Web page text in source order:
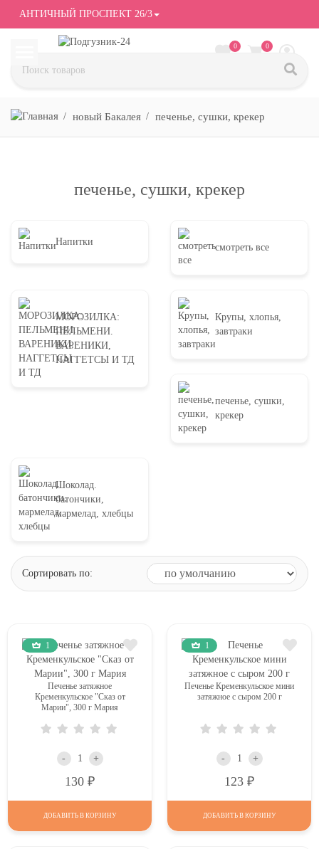
АНТИЧНЫЙ ПРОСПЕКТ 26/3
0 0
новый Бакалея печенье, сушки, крекер
печенье, сушки, крекер
Напитки
смотреть все
МОРОЗИЛКА:
ПЕЛЬМЕНИ.
ВАРЕНИКИ,
НАГГЕТСЫ И ТД
Крупы, хлопья,
завтраки
печенье, сушки,
крекер
Шоколад.
батончики,
мармелад, хлебцы
Сортировать по:
1
Печенье затяжное
Кременкульское "Сказ от
Марии", 300 г Мария
- +
130
ДОБАВИТЬ В КОРЗИНУ
1
Печенье Кременкульское мини
затяжное с сыром 200 г
- +
123
ДОБАВИТЬ В КОРЗИНУ